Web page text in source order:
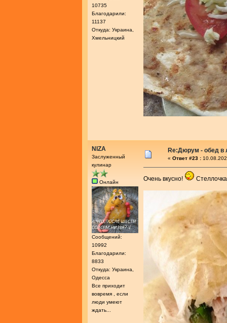
10735
Благодарили:
11137
Откуда: Украина,
Хмельницкий
NIZA
Заслуженный
кулинар
Онлайн
Сообщений:
10992
Благодарили:
8833
Откуда: Украина,
Одесса
Все приходит
вовремя , если
люди умеют
ждать...
Re:Дюрум - обед в
« Ответ #23 :
Очень вкусно!